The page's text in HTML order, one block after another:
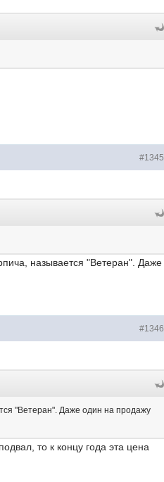
#1345
называется "Ветеран". Даже
#1346
"Ветеран". Даже один на продажу
то к концу года эта цена